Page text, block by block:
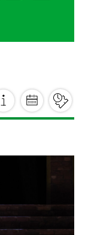
Foyer (I. Rang)